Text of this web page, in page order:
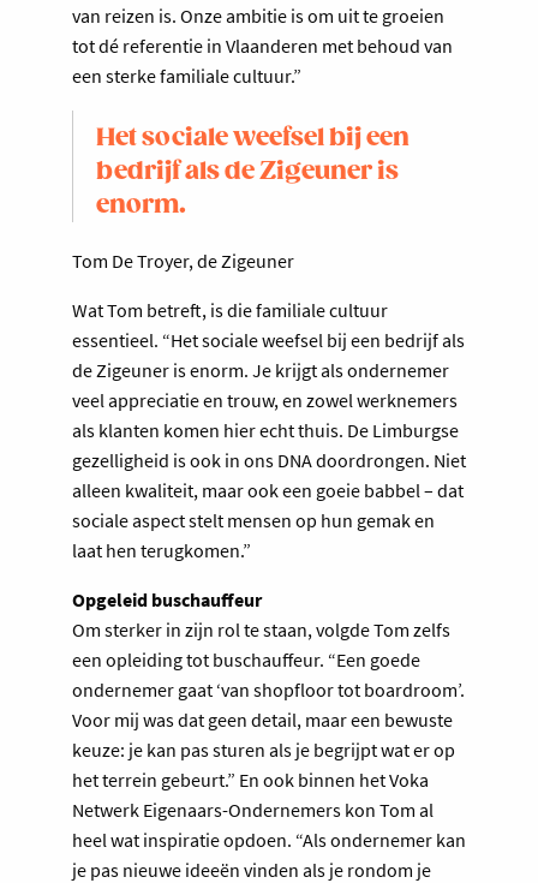
van reizen is. Onze ambitie is om uit te groeien
tot dé referentie in Vlaanderen met behoud van
een sterke familiale cultuur.”
Het sociale weefsel bij een
bedrijf als de Zigeuner is
enorm.
Tom De Troyer, de Zigeuner
Wat Tom betreft, is die familiale cultuur
essentieel. “Het sociale weefsel bij een bedrijf als
de Zigeuner is enorm. Je krijgt als ondernemer
veel appreciatie en trouw, en zowel werknemers
als klanten komen hier echt thuis. De Limburgse
gezelligheid is ook in ons DNA doordrongen. Niet
alleen kwaliteit, maar ook een goeie babbel – dat
sociale aspect stelt mensen op hun gemak en
laat hen terugkomen.”
Opgeleid buschauffeur
Om sterker in zijn rol te staan, volgde Tom zelfs
een opleiding tot buschauffeur. “Een goede
ondernemer gaat ‘van shopfloor tot boardroom’.
Voor mij was dat geen detail, maar een bewuste
keuze: je kan pas sturen als je begrijpt wat er op
het terrein gebeurt.” En ook binnen het Voka
Netwerk Eigenaars-Ondernemers kon Tom al
heel wat inspiratie opdoen. “Als ondernemer kan
je pas nieuwe ideeën vinden als je rondom je